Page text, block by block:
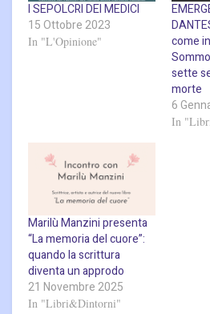
I SEPOLCRI DEI MEDICI
15 Ottobre 2023
In "L'Opinione"
come
sette
morte
6
In
Marilù Manzini presenta
“La memoria del cuore”:
quando la scrittura
diventa un approdo
21 Novembre 2025
In "Libri&Dintorni"